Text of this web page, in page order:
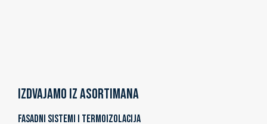
Izdvajamo iz asortimana
FASADNI SISTEMI I TERMOIZOLACIJA